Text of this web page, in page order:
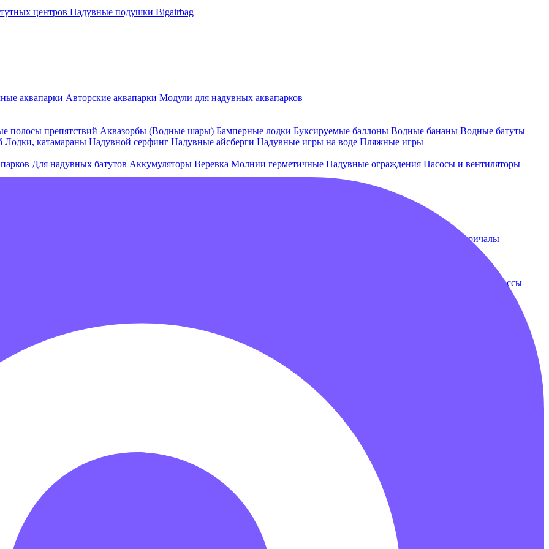
центров Надувные подушки Bigairbag
аквапарки Авторские аквапарки Модули для надувных аквапарков
полосы препятствий Аквазорбы (Водные шары) Бамперные лодки Буксируемые баллоны Водные бананы Водные батуты
Лодки, катамараны Надувной серфинг Надувные айсберги Надувные игры на воде Пляжные игры
Для надувных батутов Аккумуляторы Веревка Молнии герметичные Надувные ограждения Насосы и вентиляторы
Понтоны и причалы
Надувные трассы